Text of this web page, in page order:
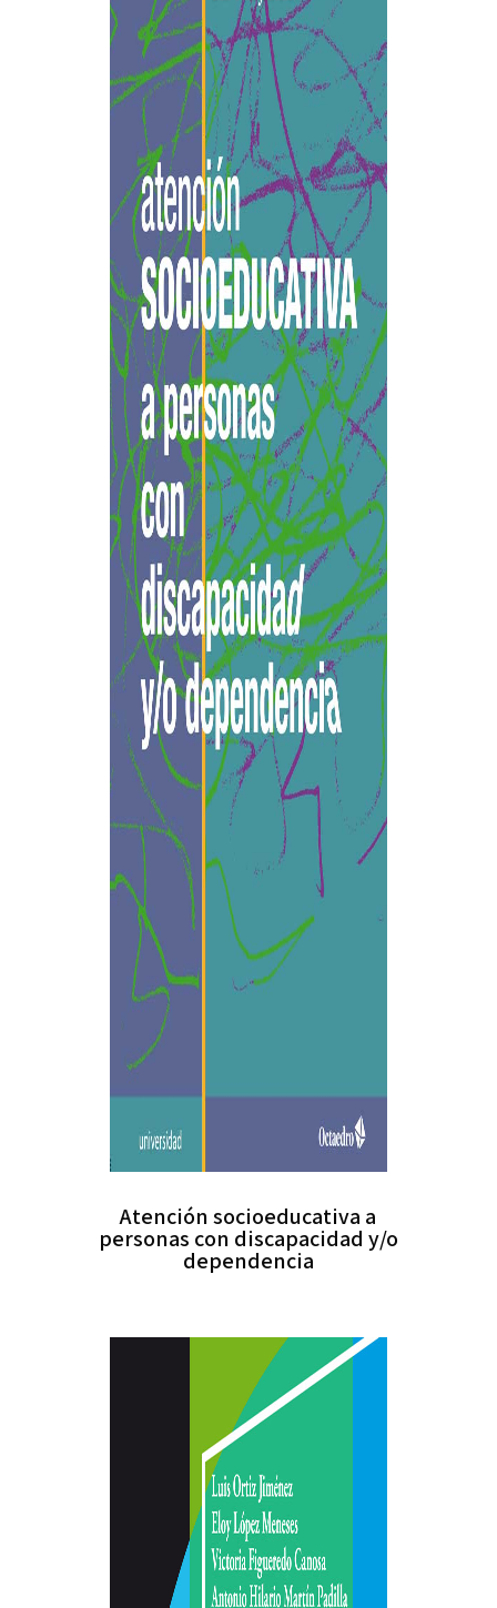
Atención socioeducativa a
personas con discapacidad y/o
dependencia